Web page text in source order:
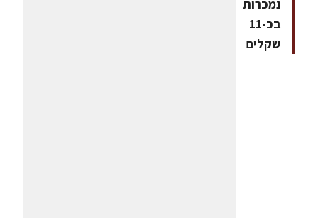
נמכרות
בכ-11
שקלים